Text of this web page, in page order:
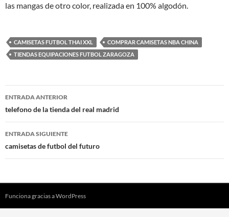
las mangas de otro color, realizada en 100% algodón.
CAMISETAS FUTBOL THAI XXL
COMPRAR CAMISETAS NBA CHINA
TIENDAS EQUIPACIONES FUTBOL ZARAGOZA
Navegación
de
entradas
ENTRADA ANTERIOR
telefono de la tienda del real madrid
ENTRADA SIGUIENTE
camisetas de futbol del futuro
Funciona gracias a WordPress